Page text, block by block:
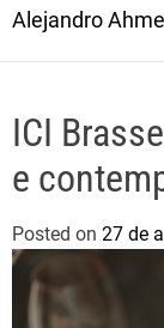
Alejandro
ICI
e
Posted on 27 de